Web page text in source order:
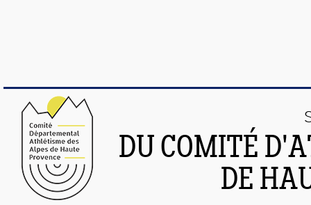
DU COMITÉ
DE